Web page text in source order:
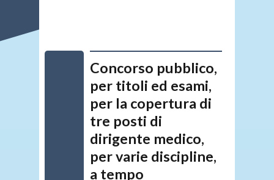
Concorso pubblico,
per titoli ed esami,
per la copertura di
tre posti di
dirigente medico,
per varie discipline,
a tempo